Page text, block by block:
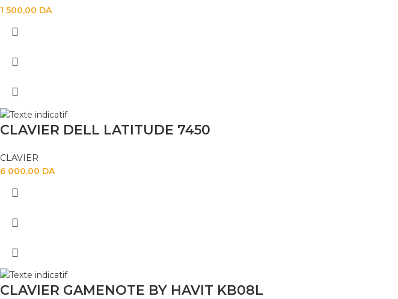
1 500,00 DA
CLAVIER DELL LATITUDE 7450
CLAVIER
6 000,00 DA
CLAVIER GAMENOTE BY HAVIT KB08L